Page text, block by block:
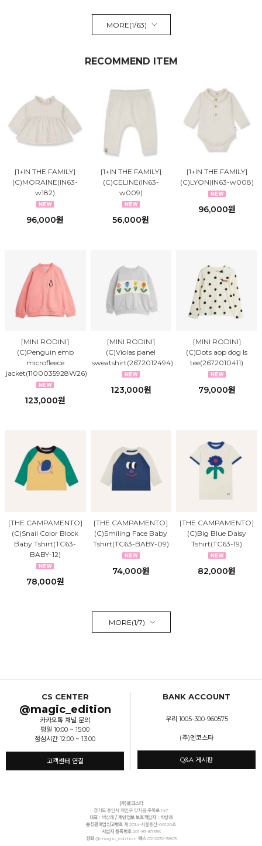
MORE(1/63)
RECOMMEND ITEM
[1+IN THE FAMILY]
(C)MORAINE(IN63-
w182)
96,000원
[1+IN THE FAMILY]
(C)CELINE(IN63-
w009)
56,000원
[1+IN THE FAMILY]
(C)LYON(IN63-w008)
96,000원
[MINI RODINI]
(C)Penguin emb
microfleece
jacket(1100035928W26)
123,000원
[MINI RODINI]
(C)Violas panel
sweatshirt(2672012494)
123,000원
[MINI RODINI]
(C)Dots aop dog ls
tee(2672010411)
79,000원
[THE CAMPAMENTO]
(C)Snail Color Block
Baby Tshirt(TC63-
BABY-12)
78,000원
[THE CAMPAMENTO]
(C)Smiling Face Baby
Tshirt(TC63-BABY-09)
74,000원
[THE CAMPAMENTO]
(C)Big Blue Daisy
Tshirt(TC63-19)
82,000원
MORE(1/7)
CS CENTER
@magic_edition
카카오톡 채널 문의
평일 10:00 ~ 15:00
점심시간 12:00 ~ 13:00
고객센터 연결
BANK ACCOUNT
우리 1005-300-960575
(주)엔코스타
Q&A 게시판
(주)엔코스타
경기도 용인시 처인구 양지읍 주북로 147
대표 : 박상래 / 개인정보 보호책임자 : 박상래
통신판매업신고번호 제 2014-서울용산-00120호
사업자 등록번호201-81-87555
전화@magic_edition 팩스02-2232-9803